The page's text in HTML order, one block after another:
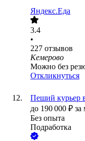
Яндекс.Еда
3.4
•
227 отзывов
Кемерово
Можно без
Откликнуться
Пеший курьер
до 190 000 ₽ за
Без опыта
Подработка